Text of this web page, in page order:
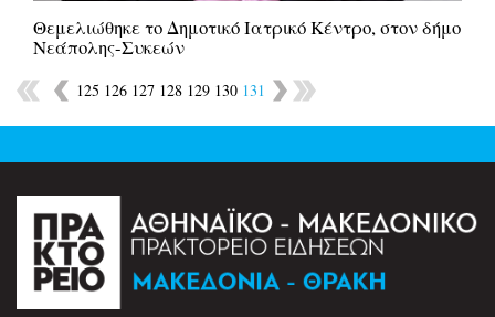
Θεμελιώθηκε το Δημοτικό Ιατρικό Κέντρο, στον δήμο
Νεάπολης-Συκεών
125 126 127 128 129 130 131